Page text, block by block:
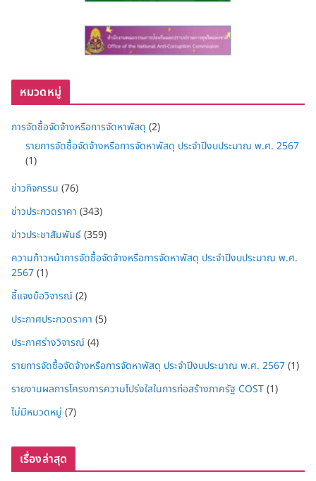
หมวดหมู่
การจัดซื้อจัดจ้างหรือการจัดหาพัสดุ (2)
รายการจัดซื้อจัดจ้างหรือการจัดหาพัสดุ ประจำปีงบประมาณ พ.ศ. 2567
(1)
ข่าวกิจกรรม (76)
ข่าวประกวดราคา (343)
ข่าวประชาสัมพันธ์(359)
ความก้าวหน้าการจัดซื้อจัดจ้างหรือการจัดหาพัสดุ ประจำปีงบประมาณ พ.ศ.
2567(1)
ชี้แจงข้อวิจารณ์(2)
ประกาศประกวดราคา (5)
ประกาศร่างวิจารณ์(4)
รายการจัดซื้อจัดจ้างหรือการจัดหาพัสดุ ประจำปีงบประมาณ พ.ศ. 2567(1)
รายงานผลการโครงการความโปร่งใสในการก่อสร้างภาครัฐ COST(1)
ไม่มีหมวดหมู่ (7)
เรื่องล่าสุด